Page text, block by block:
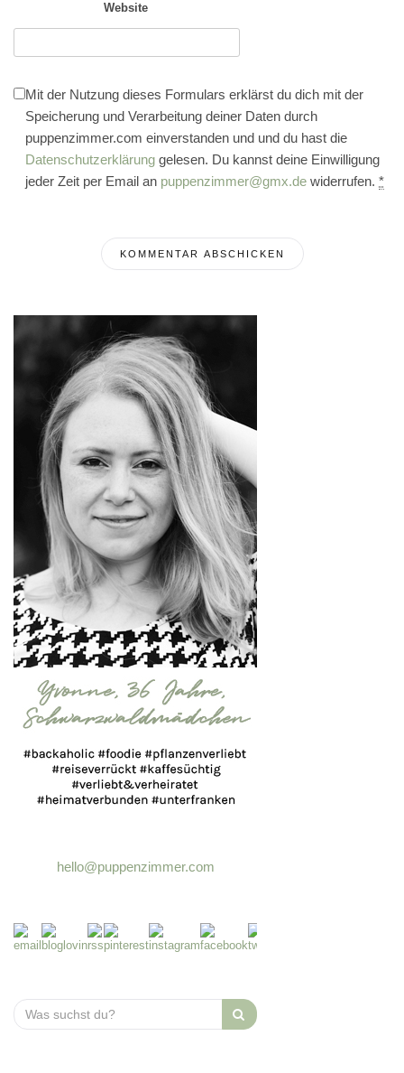
Website
Mit der Nutzung dieses Formulars erklärst du dich mit der
Speicherung und Verarbeitung deiner Daten durch
puppenzimmer.com einverstanden und und du hast die
Datenschutzerklärung gelesen. Du kannst deine Einwilligung
jeder Zeit per Email an puppenzimmer@gmx.de widerrufen. *
hello@puppenzimmer.com
Search
for: